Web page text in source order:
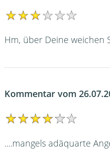
Hm, über Deine weichen
Kommentar vom
....mangels adäquarte